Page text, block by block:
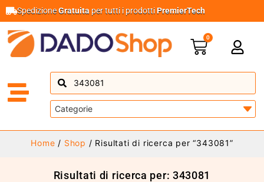
SpedizioneGratuita per tutti i prodottiPremierTech
0
Home / Shop / Risultati di ricerca per “343081”
Risultati di ricerca per: 343081